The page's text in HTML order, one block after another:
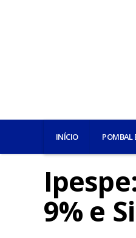
INÍCIO POMBAL
9% e